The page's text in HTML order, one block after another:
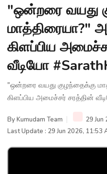
"ஒன்றரை வயது
மாத்திரையா?"
கிளப்பிய
வீடியோ
"ஒன்றரை வயது குழந்தைக்கு
கிளப்பிய அமைச்சர் சரத்தின்
ByKumudam Team
29 Jun
Last Update : 29 Jun 2026, 11:53